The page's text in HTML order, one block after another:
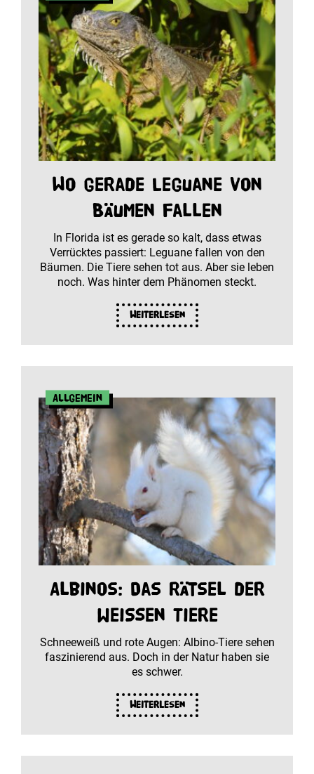
Wo gerade Leguane von
Bäumen fallen
In Florida ist es gerade so kalt, dass etwas
Verrücktes passiert: Leguane fallen von den
Bäumen. Die Tiere sehen tot aus. Aber sie leben
noch. Was hinter dem Phänomen steckt.
Weiterlesen
Allgemein
Albinos: Das Rätsel der
weißen Tiere
Schneeweiß und rote Augen: Albino-Tiere sehen
faszinierend aus. Doch in der Natur haben sie
es schwer.
Weiterlesen